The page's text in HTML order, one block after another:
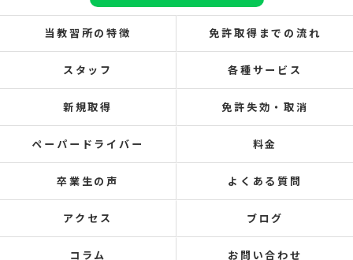
当教習所の特徴 免許取得までの流れ
スタッフ 各種サービス
新規取得 免許失効・取消
ペーパードライバー 料金
卒業生の声 よくある質問
アクセス ブログ
コラム お問い合わせ